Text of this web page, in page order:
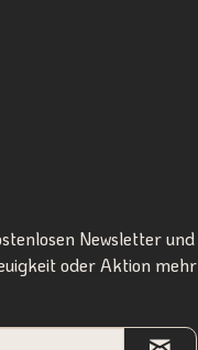
Newsletter und
oder Aktion mehr